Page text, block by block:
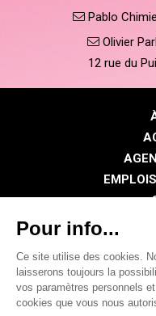
Pablo
Olivier
12 rue du